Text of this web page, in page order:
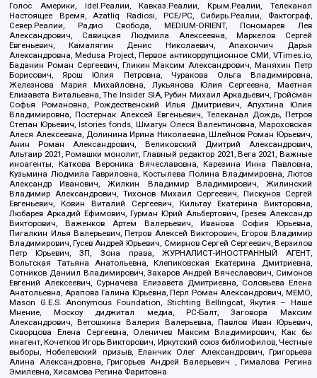
Голос Америки, Idel.Реалии, Кавказ.Реалии, Крым.Реалии, Телеканал
Настоящее Время, Azatliq Radiosi, PCE/PC, Сибирь.Реалии, Фактограф,
Север.Реалии, Радио Свобода, MEDIUM-ORIENT, Пономарев Лев
Александрович, Савицкая Людмила Алексеевна, Маркелов Сергей
Евгеньевич, Камалягин Денис Николаевич, Апахончич Дарья
Александровна, Medusa Project, Первое антикоррупционное СМИ, VTimes.io,
Баданин Роман Сергеевич, Гликин Максим Александрович, Маняхин Петр
Борисович, Ярош Юлия Петровна, Чуракова Ольга Владимировна,
Железнова Мария Михайловна, Лукьянова Юлия Сергеевна, Маетная
Елизавета Витальевна, The Insider SIA, Рубин Михаил Аркадьевич, Гройсман
Софья Романовна, Рождественский Илья Дмитриевич, Апухтина Юлия
Владимировна, Постернак Алексей Евгеньевич, Телеканал Дождь, Петров
Степан Юрьевич, Istories fonds, Шмагун Олеся Валентиновна, Мароховская
Алеся Алексеевна, Долинина Ирина Николаевна, Шлейнов Роман Юрьевич,
Анин Роман Александрович, Великовский Дмитрий Александрович,
Альтаир 2021, Ромашки монолит, Главный редактор 2021, Вега 2021, Важные
иноагенты, Каткова Вероника Вячеславовна, Карезина Инна Павловна,
Кузьмина Людмила Гавриловна, Костылева Полина Владимировна, Лютов
Александр Иванович, Жилкин Владимир Владимирович, Жилинский
Владимир Александрович, Тихонов Михаил Сергеевич, Пискунов Сергей
Евгеньевич, Ковин Виталий Сергеевич, Кильтау Екатерина Викторовна,
Любарев Аркадий Ефимович, Гурман Юрий Альбертович, Грезев Александр
Викторович, Важенков Артем Валерьевич, Иванова София Юрьевна,
Пигалкин Илья Валерьевич, Петров Алексей Викторович, Егоров Владимир
Владимирович, Гусев Андрей Юрьевич, Смирнов Сергей Сергеевич, Верзилов
Петр Юрьевич, ЗП, Зона права, ЖУРНАЛИСТ-ИНОСТРАННЫЙ АГЕНТ,
Вольтская Татьяна Анатольевна, Клепиковская Екатерина Дмитриевна,
Сотников Даниил Владимирович, Захаров Андрей Вячеславович, Симонов
Евгений Алексеевич, Сурначева Елизавета Дмитриевна, Соловьева Елена
Анатольевна, Арапова Галина Юрьевна, Перл Роман Александрович, МЕМО,
Mason G.E.S. Anonymous Foundation, Stichting Bellingcat, Якутия – Наше
Мнение, Москоу диджитал медиа, РС-Балт, Заговора Максим
Александрович, Ветошкина Валерия Валерьевна, Павлов Иван Юрьевич,
Скворцова Елена Сергеевна, Оленичев Максим Владимирович, Как бы
инагент, Кочетков Игорь Викторович, Иркутский союз библиофилов, Честные
выборы, Нобелевский призыв, Еланчик Олег Александрович, Григорьева
Алина Александровна, Григорьев Андрей Валерьевич , Гималова Регина
Эмилевна, Хисамова Регина Фаритовна